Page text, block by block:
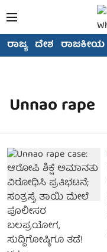
ರಾಜ್ಯ ದೇಶ ರಾಜಕೀಯ
Unnao rape